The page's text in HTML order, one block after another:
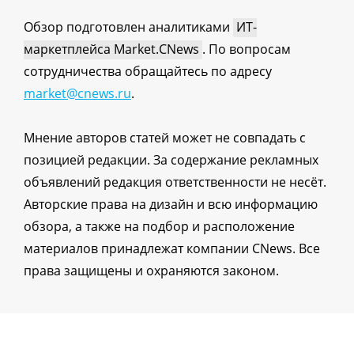
Обзор подготовлен аналитиками ИТ-
маркетплейса Market.CNews . По вопросам
сотрудничества обращайтесь по адресу
market@cnews.ru.
Мнение авторов статей может не совпадать с
позицией редакции. За содержание рекламных
объявлений редакция ответственности не несёт.
Авторские права на дизайн и всю информацию
обзора, а также на подбор и расположение
материалов принадлежат компании CNews. Все
права защищены и охраняются законом.